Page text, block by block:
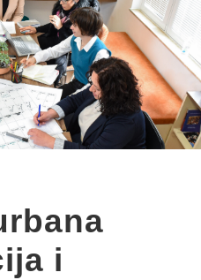
i